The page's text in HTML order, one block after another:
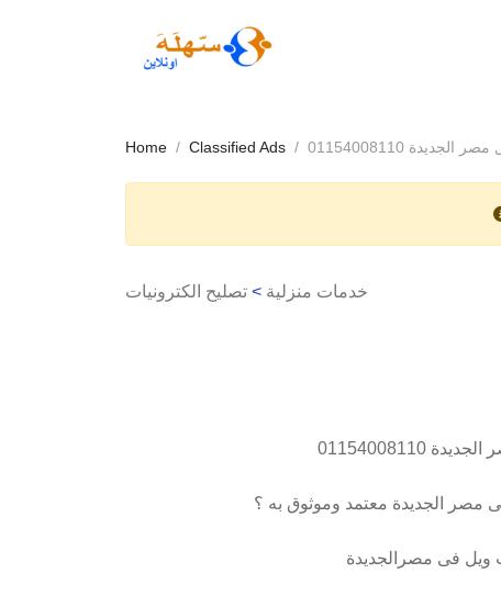
Home Classified Ads 01154008110
خدمات منزلية > تصليح الكترونيات
مصر الجديدة معتمد وموثوق به ؟
ويل فى مصرالجديدة